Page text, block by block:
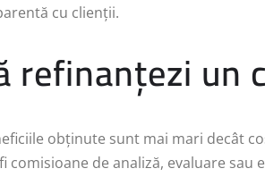
cu clienții.
refinanțezi un
obținute sunt mai mari decât
de analiză, evaluare sau